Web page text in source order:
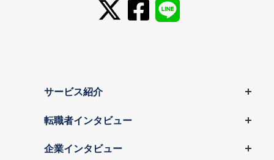
サービス紹介
転職者インタビュー
企業インタビュー